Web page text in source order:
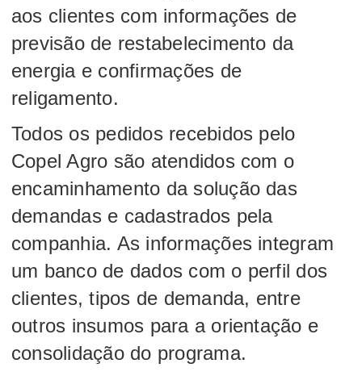
aos clientes com informações de
previsão de restabelecimento da
energia e confirmações de
religamento.
Todos os pedidos recebidos pelo
Copel Agro são atendidos com o
encaminhamento da solução das
demandas e cadastrados pela
companhia. As informações integram
um banco de dados com o perfil dos
clientes, tipos de demanda, entre
outros insumos para a orientação e
consolidação do programa.